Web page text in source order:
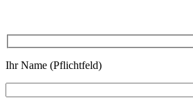
Ihr Name (Pflichtfeld)